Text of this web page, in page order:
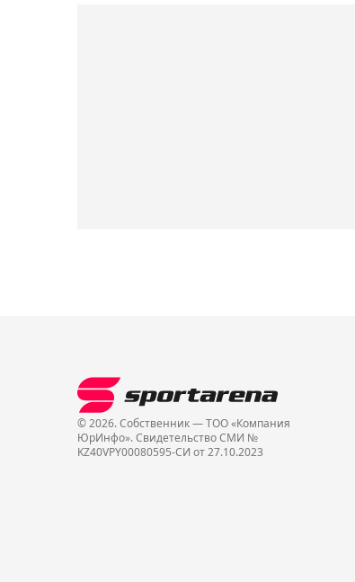
© 2026. Собственник — ТОО «Компания
ЮрИнфо». Cвидетельство СМИ №
KZ40VPY00080595-СИ от 27.10.2023